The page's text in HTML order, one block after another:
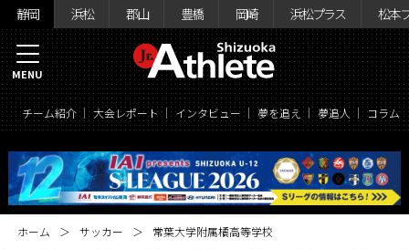
静岡 浜松 郡山 豊橋 岡崎 浜松プラス 松本
チーム紹介 大会レポート インタビュー 夢を追え 夢追人 コラム
MENU
ホーム サッカー 常葉大学附属橘高等学校